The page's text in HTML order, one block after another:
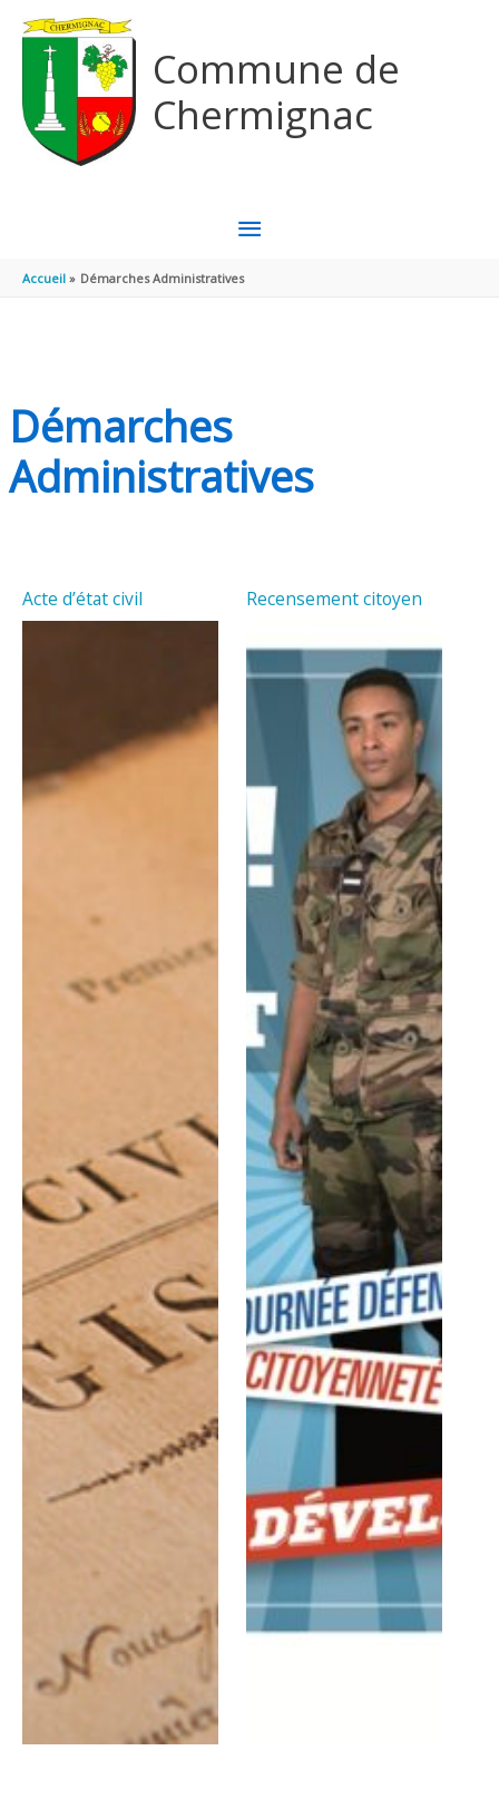
Commune de
Chermignac
MENU
PRINCIPAL
Accueil Démarches Administratives
Démarches
Administratives
Acte d’état civil Recensement citoyen